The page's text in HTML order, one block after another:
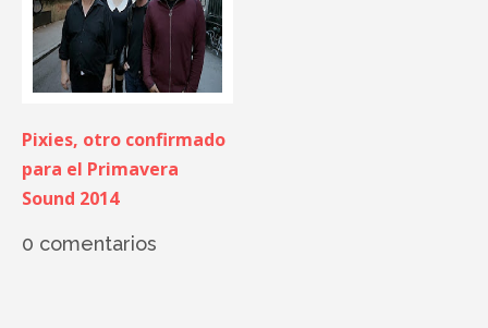
Pixies, otro confirmado
para el Primavera
Sound 2014
0 comentarios